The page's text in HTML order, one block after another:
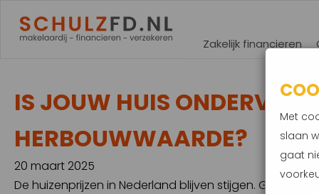
Zakelijk financieren
IS JOUW HUIS
HERBOUWWAARDE?
20 maart 2025
De huizenprijzen in Nederland blijven stijgen. Goed
Met
slaan
gaat